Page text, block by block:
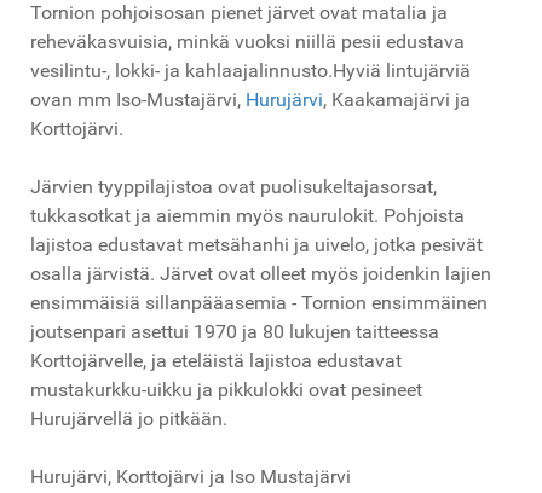
Tornion pohjoisosan pienet järvet ovat matalia ja
reheväkasvuisia, minkä vuoksi niillä pesii edustava
vesilintu-, lokki- ja kahlaajalinnusto.Hyviä lintujärviä
ovan mm Iso-Mustajärvi, Hurujärvi, Kaakamajärvi ja
Korttojärvi.
Järvien tyyppilajistoa ovat puolisukeltajasorsat,
tukkasotkat ja aiemmin myös naurulokit. Pohjoista
lajistoa edustavat metsähanhi ja uivelo, jotka pesivät
osalla järvistä. Järvet ovat olleet myös joidenkin lajien
ensimmäisiä sillanpääasemia - Tornion ensimmäinen
joutsenpari asettui 1970 ja 80 lukujen taitteessa
Korttojärvelle, ja eteläistä lajistoa edustavat
mustakurkku-uikku ja pikkulokki ovat pesineet
Hurujärvellä jo pitkään.
Hurujärvi, Korttojärvi ja Iso Mustajärvi